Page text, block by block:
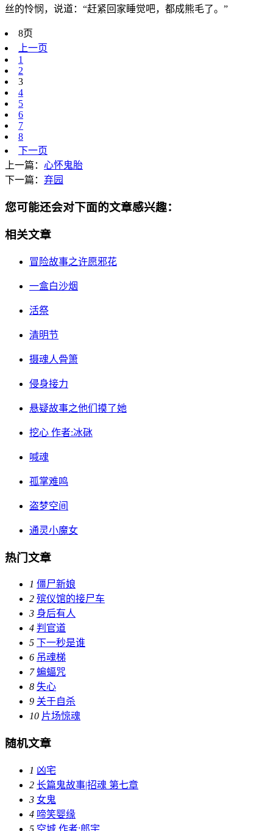
丝的怜悯，说道：“赶紧回家睡觉吧，都成熊毛了。”
8页
上一页
1
2
3
4
5
6
7
8
下一页
上一篇： 心怀鬼胎
下一篇： 弃园
您可能还会对下面的文章感兴趣：
相关文章
冒险故事之许愿邪花
一盒白沙烟
活祭
清明节
摄魂人骨箫
侵身接力
悬疑故事之他们摸了她
挖心 作者:冰砯
喊魂
孤掌难鸣
盗梦空间
通灵小魔女
热门文章
1 僵尸新娘
2 殡仪馆的接尸车
3 身后有人
4 判官道
5 下一秒是谁
6 吊魂梯
7 蝙蝠咒
8 失心
9 关于自杀
10 片场惊魂
随机文章
1 凶宅
2 长篇鬼故事|招魂 第七章
3 女鬼
4 啼笑婴缘
5 空城 作者:郎宇